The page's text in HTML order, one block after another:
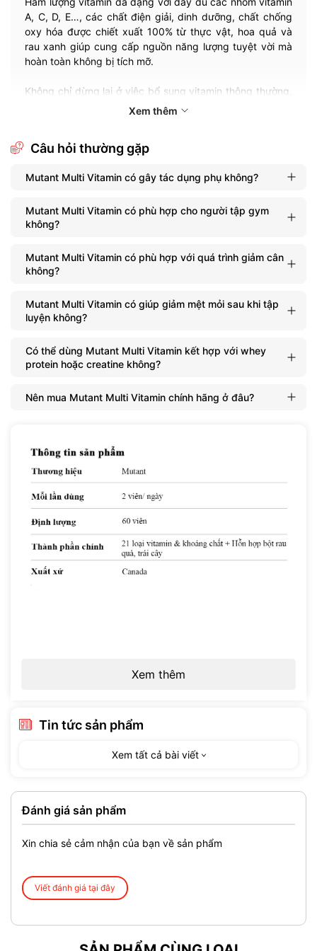
A, C, D, E…, các chất điện giải, dinh dưỡng, chất chống
oxy hóa được chiết xuất 100% từ thực vật, hoa quả và
rau xanh giúp cung cấp nguồn năng lượng tuyệt vời mà
hoàn toàn không bị tích mỡ.
Không chỉ dừng lại ở việc bổ sung vitamin thông thường,
Mutant Multi còn hỗ trợ cải thiện sức khỏe tổng thể, giúp
dễ uống, dễ dàng sử dụng và mang lại hiệu quả rõ rệt về
Với thiết kế tiện lợi dạng viên nén, chỉ cần 2 viên mỗi ngày
môi trường, stress và chế độ ăn thiếu hụt – một lựa chọn
lý tưởng cho gymer, người tập thể thao và cả những ai
Xem thêm
Câu hỏi thường gặp
Mutant Multi Vitamin có gây tác dụng phụ không?
Mutant Multi Vitamin có phù hợp cho người tập gym
không?
Mutant Multi Vitamin có phù hợp với quá trình giảm cân
không?
Mutant Multi Vitamin có giúp giảm mệt mỏi sau khi tập
luyện không?
Có thể dùng Mutant Multi Vitamin kết hợp với whey
protein hoặc creatine không?
Nên mua Mutant Multi Vitamin chính hãng ở đâu?
Xem thêm
Tin tức sản phẩm
Xem tất cả bài viết
Đánh giá sản phẩm
Xin chia sẻ cảm nhận của bạn về sản phẩm
Viết đánh giá tại đây